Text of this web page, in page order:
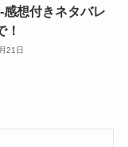
感想付きネタバレ
！
21日